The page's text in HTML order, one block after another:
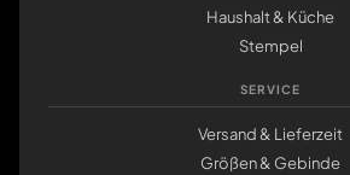
Haushalt & Küche
Stempel
SERVICE
Versand & Lieferzeit
Größen & Gebinde